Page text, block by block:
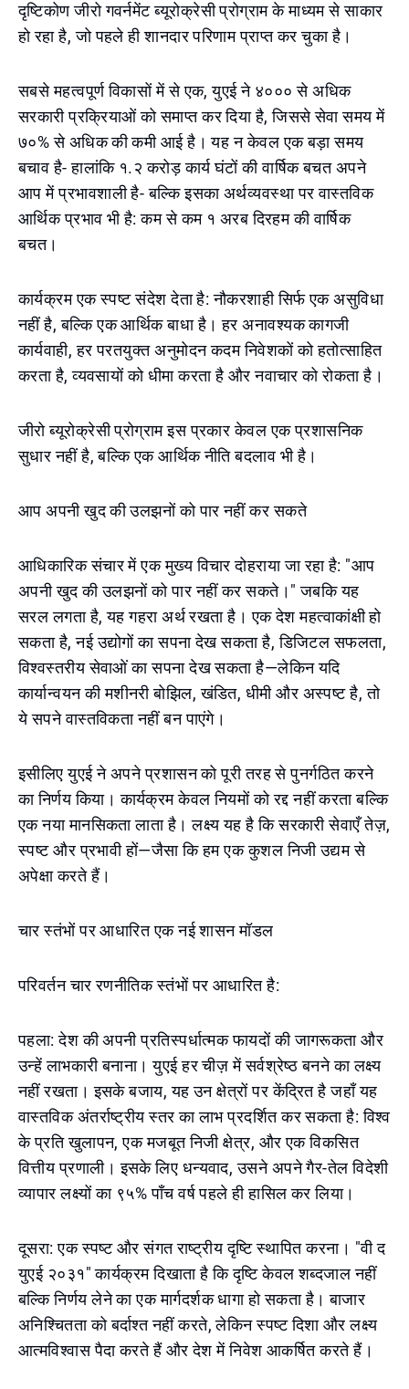
दृष्टिकोण जीरो गवर्नमेंट ब्यूरोक्रेसी प्रोग्राम के माध्यम से साकार
हो रहा है, जो पहले ही शानदार परिणाम प्राप्त कर चुका है।
सबसे महत्वपूर्ण विकासों में से एक, युएई ने ४००० से अधिक
सरकारी प्रक्रियाओं को समाप्त कर दिया है, जिससे सेवा समय में
७०% से अधिक की कमी आई है। यह न केवल एक बड़ा समय
बचाव है- हालांकि १.२ करोड़ कार्य घंटों की वार्षिक बचत अपने
आप में प्रभावशाली है- बल्कि इसका अर्थव्यवस्था पर वास्तविक
आर्थिक प्रभाव भी है: कम से कम १ अरब दिरहम की वार्षिक
बचत।
कार्यक्रम एक स्पष्ट संदेश देता है: नौकरशाही सिर्फ एक असुविधा
नहीं है, बल्कि एक आर्थिक बाधा है। हर अनावश्यक कागजी
कार्यवाही, हर परतयुक्त अनुमोदन कदम निवेशकों को हतोत्साहित
करता है, व्यवसायों को धीमा करता है और नवाचार को रोकता है।
जीरो ब्यूरोक्रेसी प्रोग्राम इस प्रकार केवल एक प्रशासनिक
सुधार नहीं है, बल्कि एक आर्थिक नीति बदलाव भी है।
आप अपनी खुद की उलझनों को पार नहीं कर सकते
आधिकारिक संचार में एक मुख्य विचार दोहराया जा रहा है: "आप
अपनी खुद की उलझनों को पार नहीं कर सकते।" जबकि यह
सरल लगता है, यह गहरा अर्थ रखता है। एक देश महत्वाकांक्षी हो
सकता है, नई उद्योगों का सपना देख सकता है, डिजिटल सफलता,
विश्वस्तरीय सेवाओं का सपना देख सकता है—लेकिन यदि
कार्यान्वयन की मशीनरी बोझिल, खंडित, धीमी और अस्पष्ट है, तो
ये सपने वास्तविकता नहीं बन पाएंगे।
इसीलिए युएई ने अपने प्रशासन को पूरी तरह से पुनर्गठित करने
का निर्णय किया। कार्यक्रम केवल नियमों को रद्द नहीं करता बल्कि
एक नया मानसिकता लाता है। लक्ष्य यह है कि सरकारी सेवाएँ तेज़,
स्पष्ट और प्रभावी हों—जैसा कि हम एक कुशल निजी उद्यम से
अपेक्षा करते हैं।
चार स्तंभों पर आधारित एक नई शासन मॉडल
परिवर्तन चार रणनीतिक स्तंभों पर आधारित है:
पहला: देश की अपनी प्रतिस्पर्धात्मक फायदों की जागरूकता और
उन्हें लाभकारी बनाना। युएई हर चीज़ में सर्वश्रेष्ठ बनने का लक्ष्य
नहीं रखता। इसके बजाय, यह उन क्षेत्रों पर केंद्रित है जहाँ यह
वास्तविक अंतर्राष्ट्रीय स्तर का लाभ प्रदर्शित कर सकता है: विश्व
के प्रति खुलापन, एक मजबूत निजी क्षेत्र, और एक विकसित
वित्तीय प्रणाली। इसके लिए धन्यवाद, उसने अपने गैर-तेल विदेशी
व्यापार लक्ष्यों का ९५% पाँच वर्ष पहले ही हासिल कर लिया।
दूसरा: एक स्पष्ट और संगत राष्ट्रीय दृष्टि स्थापित करना। "वी द
युएई २०३१" कार्यक्रम दिखाता है कि दृष्टि केवल शब्दजाल नहीं
बल्कि निर्णय लेने का एक मार्गदर्शक धागा हो सकता है। बाजार
अनिश्चितता को बर्दाश्त नहीं करते, लेकिन स्पष्ट दिशा और लक्ष्य
आत्मविश्वास पैदा करते हैं और देश में निवेश आकर्षित करते हैं।